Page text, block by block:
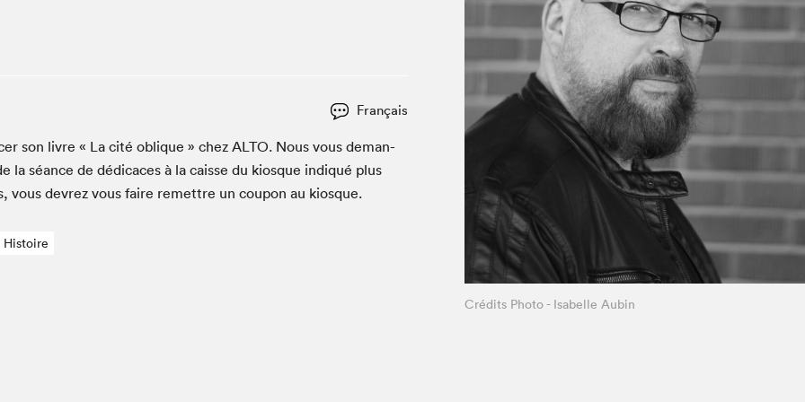
Le Salon dans ta classe
Liseur Public
Matinées scolaires Hydro-Québec
À propos du Salon
Liste des exposant·e·s
Liste des auteur·rice·s
Français
son livre « La cité oblique » chez ALTO. Nous vous deman­
la séance de dédi­caces à la caisse du kiosque indiqué plus
vous devrez vous faire remet­tre un coupon au kiosque.
Histoire
Crédits Photo - Isabelle Aubin